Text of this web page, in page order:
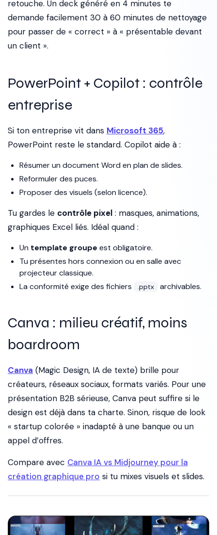
retouche. Un deck généré en 4 minutes te
demande facilement 30 à 60 minutes de nettoyage
pour passer de « correct » à « présentable devant
un client ».
PowerPoint + Copilot : contrôle
entreprise
Si ton entreprise vit dans Microsoft 365,
PowerPoint reste le standard. Copilot aide à :
Résumer un document Word en plan de slides.
Reformuler des puces.
Proposer des visuels (selon licence).
Tu gardes le contrôle pixel : masques, animations,
graphiques Excel liés. Idéal quand :
Un template groupe est obligatoire.
Tu présentes hors connexion ou en salle avec
projecteur classique.
La conformité exige des fichiers
.pptx archivables.
Canva : milieu créatif, moins
boardroom
Canva (Magic Design, IA de texte) brille pour
créateurs, réseaux sociaux, formats variés. Pour une
présentation B2B sérieuse, Canva peut suffire si le
design est déjà dans ta charte. Sinon, risque de look
« startup colorée » inadapté à une banque ou un
appel d’offres.
Compare avec Canva IA vs Midjourney pour la
création graphique pro si tu mixes visuels et slides.